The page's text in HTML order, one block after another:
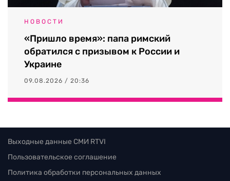
НОВОСТИ
«Пришло время»: папа римский
обратился с призывом к России и
Украине
09.08.2026 / 20:36
Выходные данные СМИ RTVI
Пользовательское соглашение
Политика обработки персональных данных